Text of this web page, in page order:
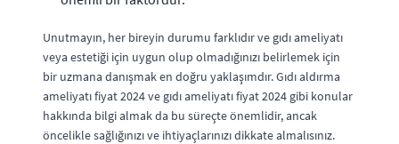
Unutmayın, her bireyin durumu farklıdır ve gıdı ameliyatı
veya estetiği için uygun olup olmadığınızı belirlemek için
bir uzmana danışmak en doğru yaklaşımdır. Gıdı aldırma
ameliyatı fiyat 2024 ve gıdı ameliyatı fiyat 2024 gibi konular
hakkında bilgi almak da bu süreçte önemlidir, ancak
öncelikle sağlığınızı ve ihtiyaçlarınızı dikkate almalısınız.